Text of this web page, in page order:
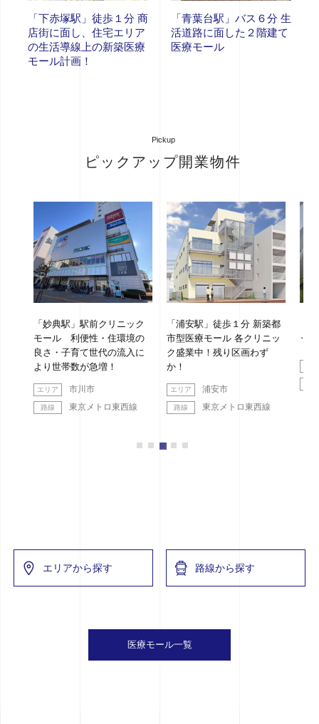
「下赤塚駅」徒歩１分 商
店街に面し、住宅エリア
の生活導線上の新築医療
モール計画！
「青葉台駅」バス６分 生
活道路に面した２階建て
医療モール
Pickup
ピックアップ開業物件
「妙典駅」駅前クリニック
モール 利便性・住環境の
良さ・子育て世代の流入に
より世帯数が急増！
市川市
東京メトロ東西線
「浦安駅」徒歩１分 新築都
市型医療モール 各クリニッ
ク盛業中！残り区画わず
か！
浦安市
東京メトロ東西線
ッ
エリアから探す 路線から探す
医療モール一覧